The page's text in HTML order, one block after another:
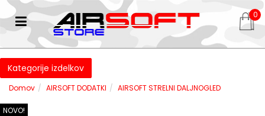
0
Kategorije izdelkov
Domov AIRSOFT DODATKI AIRSOFT STRELNI DALJNOGLED
NOVO!